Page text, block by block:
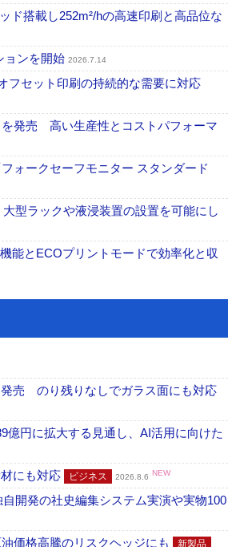
搭載し252m²/hの高速印刷と高品位な
ョンを開始 2026.7.14
セット印刷の持続的な需要に対応
発売 高い生産性とコストパフォーマ
ォークセーフモニター スタンダード
型ラックや液浸装置の設置を可能にし
とECOプリントモードで効率化と収
売 のり残りなしでガラス面にも対応
円に拡大する見通し、AI活用に向けた
にも対応 ビジネス 2026.8.6 NEW
開発の社史編集システム実演や実物100
価格高騰のリスクヘッジにも 新製品